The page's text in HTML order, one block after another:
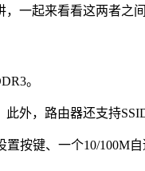
一起来看看这两者之间
。
外，路由器还支持
按键、一个10/100M